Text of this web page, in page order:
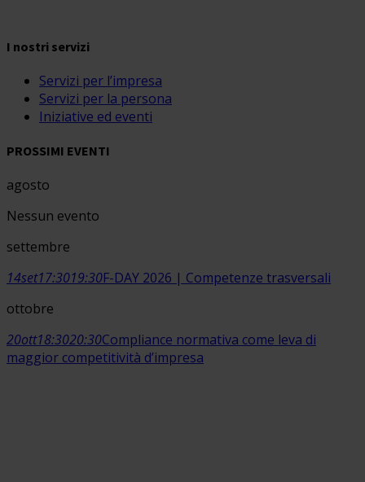
I nostri servizi
Servizi per l’impresa
Servizi per la persona
Iniziative ed eventi
PROSSIMI EVENTI
agosto
Nessun evento
settembre
14set17:3019:30F-DAY 2026 | Competenze trasversali
ottobre
20ott18:3020:30Compliance normativa come leva di
maggior competitività d’impresa